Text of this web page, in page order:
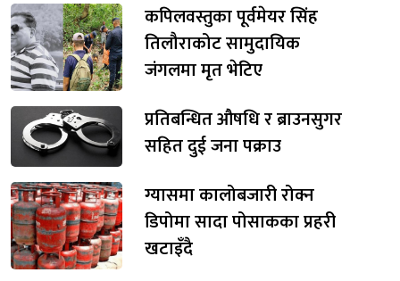
कपिलवस्तुका पूर्वमेयर सिंह
तिलौराकोट सामुदायिक
जंगलमा मृत भेटिए
प्रतिबन्धित औषधि र ब्राउनसुगर
सहित दुई जना पक्राउ
ग्यासमा कालोबजारी रोक्न
डिपोमा सादा पोसाकका प्रहरी
खटाइँदै